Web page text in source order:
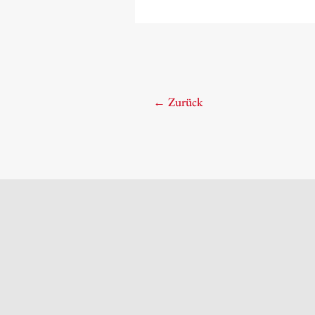
← Zurück